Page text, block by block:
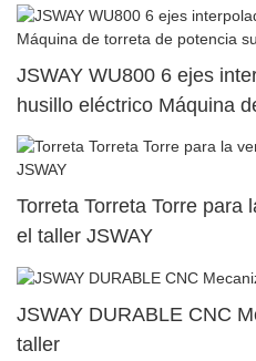
JSWAY WU800 6 ejes
husillo eléctrico Máquina
superior dual103
Torreta Torreta Torre para
el taller JSWAY
JSWAY DURABLE CNC
taller